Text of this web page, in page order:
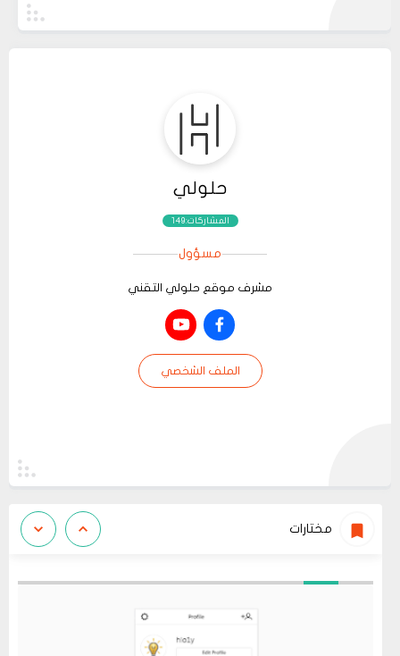
حلولي
المشاركات:149
مسؤول
مشرف موقع حلولي التقني
الملف الشخصي
مختارات